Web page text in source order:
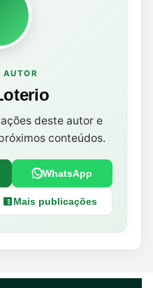
AUTOR
deste autor e
conteúdos.
WhatsApp
Mais publicações